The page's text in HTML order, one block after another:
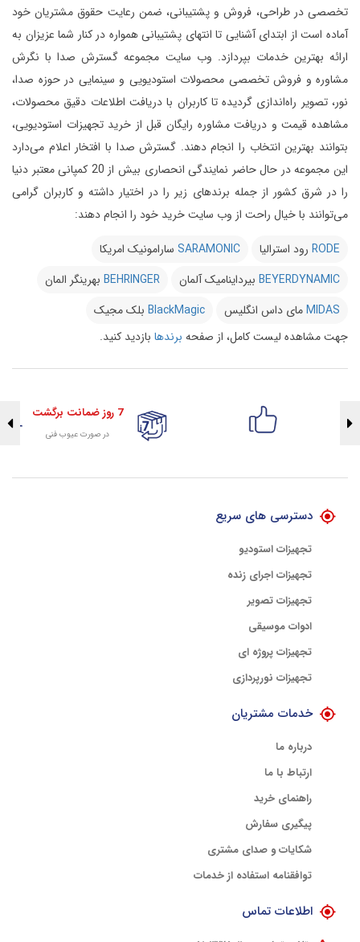
تخصصی در طراحی، فروش و پشتیبانی، ضمن رعایت حقوق مشتریان خود
آماده است از ابتدای آشنایی تا انتهای پشتیبانی همواره در کنار شما عزیزان به
ارائه بهترین خدمات بپردازد. وب سایت مجموعه گسترش صدا با نگرش
مشاوره و فروش تخصصی محصولات استودیویی و سینمایی در حوزه صدا،
نور، تصویر راه‌اندازی گردیده تا کاربران با دریافت اطلاعات دقیق محصولات،
مشاهده قیمت و دریافت مشاوره رایگان قبل از خرید تجهیزات استودیویی،
بتوانند بهترین انتخاب را انجام دهند. گسترش صدا با افتخار اعلام می‌دارد
این مجموعه در حال حاضر نمایندگی انحصاری بیش از 20 کمپانی معتبر دنیا
را در شرق کشور از جمله برندهای زیر را در اختیار داشته و کاربران گرامی
می‌توانند با خیال راحت از وب سایت خرید خود را انجام دهند:
RODE رود استرالیا SARAMONIC سارامونیک امریکا
BEYERDYNAMIC بیرداینامیک آلمان BEHRINGER بهرینگر المان
MIDASمای داس انگلیس BlackMagic بلک مجیک
جهت مشاهده لیست کامل، از صفحه برندها بازدید کنید.
7 روز ضمانت برگشت
در صورت عیوب فنی
دسترسی های سریع
تجهیزات استودیو
تجهیزات اجرای زنده
تجهیزات تصویر
ادوات موسیقی
تجهیزات پروژه ای
تجهیزات نورپردازی
خدمات مشتریان
درباره ما
ارتباط با ما
راهنمای خرید
پیگیری سفارش
شکایات و صدای مشتری
توافقنامه استفاده از خدمات
اطلاعات تماس